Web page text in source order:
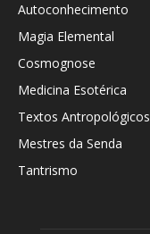
Autoconhecimento
Magia Elemental
Cosmognose
Medicina Esotérica
Textos Antropológicos
Mestres da Senda
Tantrismo